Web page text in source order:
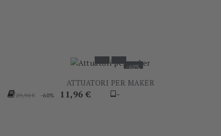
-60%
ATTUATORI PER MAKER
Prezzo
29,90 € -60% Prezzo
11,96 € -